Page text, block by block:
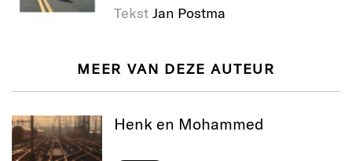
Tekst Jan Postma
MEER VAN DEZE AUTEUR
Henk en Mohammed